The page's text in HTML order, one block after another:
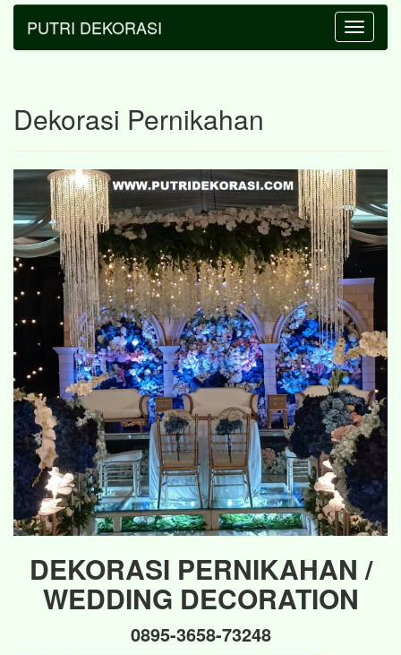
Toggle
PUTRI DEKORASI
Dekorasi Pernikahan
DEKORASI PERNIKAHAN /
WEDDING DECORATION
0895-3658-73248